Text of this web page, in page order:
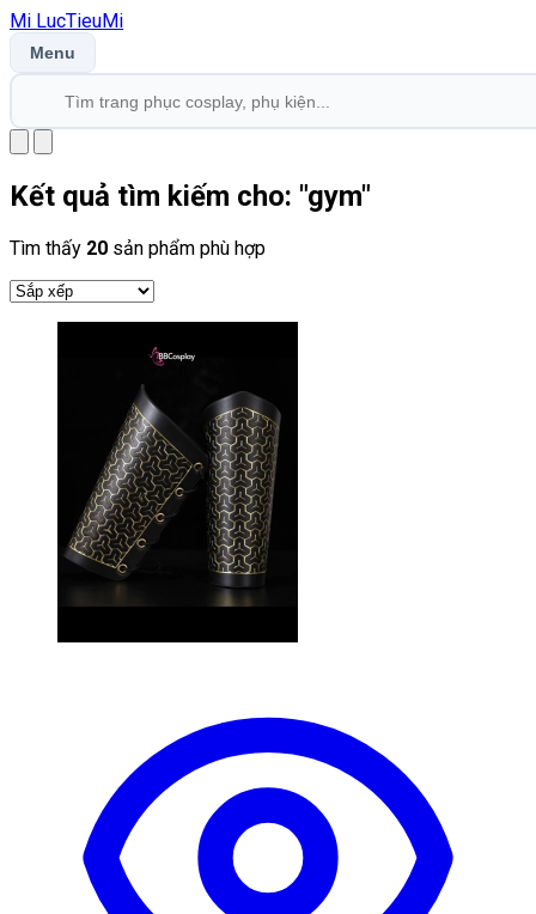
Mi LucTieuMi
Menu
Kết quả tìm kiếm cho: "gym"
Tìm thấy 20 sản phẩm phù hợp